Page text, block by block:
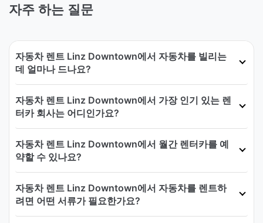
자주 하는 질문
자동차 렌트 Linz Downtown에서 자동차를 빌리는
데 얼마나 드나요?
자동차 렌트 Linz Downtown에서 가장 인기 있는 렌
터카 회사는 어디인가요?
자동차 렌트 Linz Downtown에서 월간 렌터카를 예
약할 수 있나요?
자동차 렌트 Linz Downtown에서 자동차를 렌트하
려면 어떤 서류가 필요한가요?